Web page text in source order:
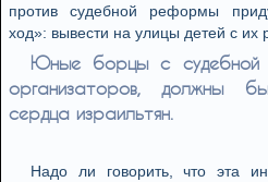
против судебной реформы
ход»: вывести на улицы детей с их
Юные борцы с судебной
организаторов, должны
сердца израильтян.
Надо ли говорить, что эта